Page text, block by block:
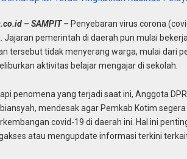
– SAMPIT – Penyebaran virus corona
Jajaran pemerintah di daerah pun mulai
tersebut tidak menyerang warga, mulai dari
aktivitas belajar mengajar di sekolah.
penomena yang terjadi saat ini, Anggota
mendesak agar Pemkab Kotim
covid-19 di daerah ini. Hal ini
atau mengupdate informasi terkini